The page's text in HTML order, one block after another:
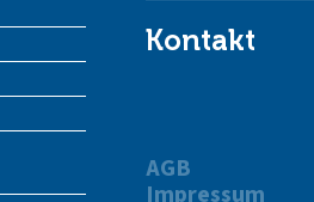
Kontakt
AGB
Impressum